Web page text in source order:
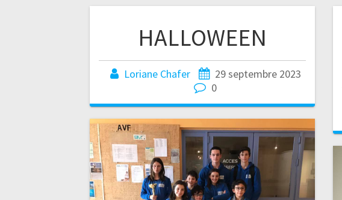
HALLOWEEN
Loriane Chafer
29 septembre 2023
0